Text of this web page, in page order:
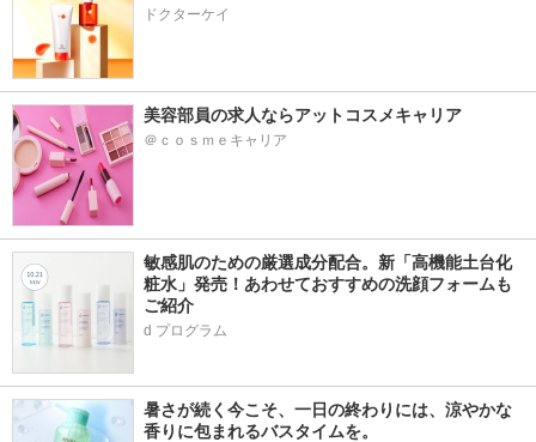
ドクターケイ
美容部員の求人ならアットコスメキャリア
＠ｃｏｓｍｅキャリア
敏感肌のための厳選成分配合。新「高機能土台化
粧水」発売！あわせておすすめの洗顔フォームも
ご紹介
d プログラム
暑さが続く今こそ、一日の終わりには、涼やかな
香りに包まれるバスタイムを。